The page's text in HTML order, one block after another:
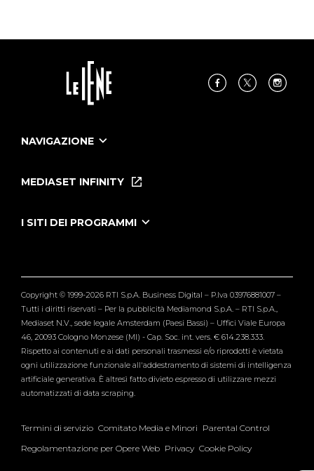
NAVIGAZIONE
Le Iene Presentano Inside
Tutti i servizi
MEDIASET INFINITY
I SITI DEI PROGRAMMI
Verissimo
Copyright © 1999-2026 RTI S.p.A. Business Digital – P.Iva 03976881007 –
Tutti i diritti riservati – Per la pubblicità Mediamond S.p.A. – RTI S.p.A.,
Mediaset N.V., sede legale Amsterdam (Paesi Bassi) – Uffici Viale Europa
46, 20093 Cologno Monzese (MI) - Cap. Soc. int. vers. € 614.238.333.
Rispetto ai contenuti e ai dati personali trasmessi e/o riprodotti è vietata
ogni utilizzazione funzionale all'addestramento di sistemi di intelligenza
artificiale generativa. È altresì fatto divieto espresso di utilizzare mezzi
automatizzati di data scraping.
Termini di servizio Comitato Media e Minori Parental Control
Regolamentazione per Opere Web Privacy Cookie Policy